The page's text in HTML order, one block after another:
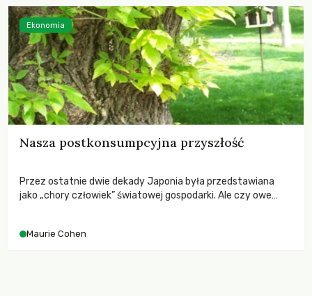
Nasza postkonsumpcyjna przyszłość
Przez ostatnie dwie dekady Japonia była przedstawiana
jako „chory człowiek” światowej gospodarki. Ale czy owe
w procesie transformacji w stronę postkonumpcyjnej
Maurie Cohen
Ekonomia